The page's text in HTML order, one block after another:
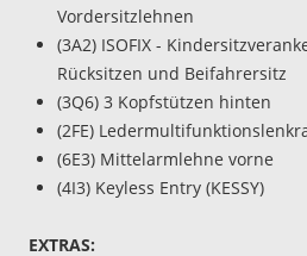
Vordersitzlehnen
(3A2) ISOFIX -
Rücksitzen und Beifahrersitz
(3Q6) 3 Kopfstützen hinten
(2FE)
(6E3) Mittelarmlehne vorne
(4I3) Keyless Entry (KESSY)
EXTRAS: